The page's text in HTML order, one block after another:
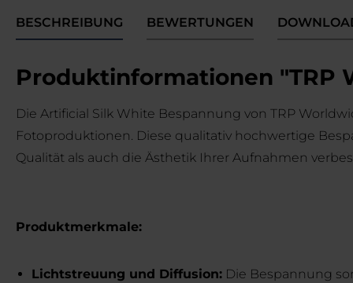
BESCHREIBUNG BEWERTUNGEN
Produktinformationen "TRP
Die Artificial Silk White Bespannung von TRP
Fotoproduktionen. Diese qualitativ hochwertige
Qualität als auch die Ästhetik Ihrer Aufnahmen
Produktmerkmale:
Lichtstreuung und Diffusion: Die Bespannung